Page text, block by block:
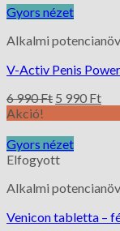
Gyors nézet
Alkalmi
V-Activ Penis
6 990Ft 5 990 Ft
Akció!
Gyors nézet
Elfogyott
Alkalmi
Venicon tabletta –